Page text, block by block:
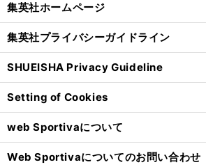
集英社ホームページ
集英社プライバシーガイドライン
SHUEISHA Privacy Guideline
Setting of Cookies
web Sportivaについて
Web Sportivaについてのお問い合わせ